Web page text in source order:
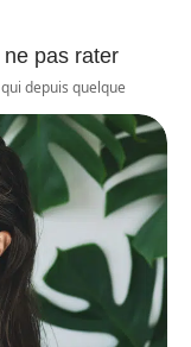
pas rater
depuis quelque